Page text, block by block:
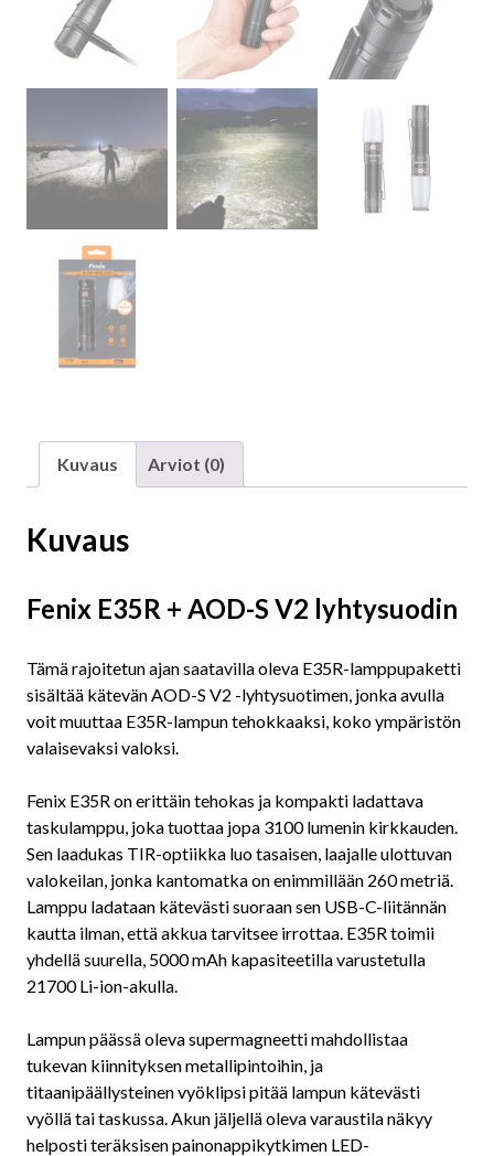
Kuvaus Arviot (0)
Kuvaus
Fenix E35R + AOD-S V2 lyhtysuodin
Tämä rajoitetun ajan saatavilla oleva E35R-lamppupaketti
sisältää kätevän AOD-S V2 -lyhtysuotimen, jonka avulla
voit muuttaa E35R-lampun tehokkaaksi, koko ympäristön
valaisevaksi valoksi.
Fenix E35R on erittäin tehokas ja kompakti ladattava
taskulamppu, joka tuottaa jopa 3100 lumenin kirkkauden.
Sen laadukas TIR-optiikka luo tasaisen, laajalle ulottuvan
valokeilan, jonka kantomatka on enimmillään 260 metriä.
Lamppu ladataan kätevästi suoraan sen USB-C-liitännän
kautta ilman, että akkua tarvitsee irrottaa. E35R toimii
yhdellä suurella, 5000 mAh kapasiteetilla varustetulla
21700 Li-ion-akulla.
Lampun päässä oleva supermagneetti mahdollistaa
tukevan kiinnityksen metallipintoihin, ja
titaanipäällysteinen vyöklipsi pitää lampun kätevästi
vyöllä tai taskussa. Akun jäljellä oleva varaustila näkyy
helposti teräksisen painonappikytkimen LED-